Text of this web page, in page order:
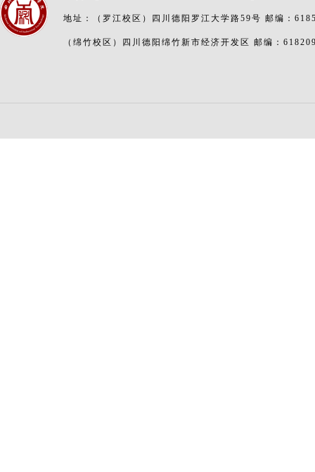
地址：（罗江校区）四川德阳罗江大学路59号 邮编：
（绵竹校区）四川德阳绵竹新市经济开发区 邮编：